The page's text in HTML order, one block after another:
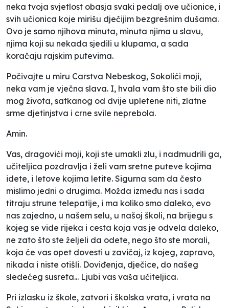
neka tvoja svjetlost obasja svaki pedalj ove učionice, i
svih učionica koje mirišu dječijim bezgrešnim dušama.
Ovo je samo njihova minuta, minuta njima u slavu,
njima koji su nekada sjedili u klupama, a sada
koračaju rajskim putevima.
Počivajte u miru Carstva Nebeskog, Sokolići moji,
neka vam je vječna slava. I, hvala vam što ste bili dio
mog života, satkanog od dvije upletene niti, zlatne
srme djetinjstva i crne svile neprebola.
Amin.
Vas, dragovići moji, koji ste umakli zlu, i nadmudrili ga,
učiteljica pozdravlja i želi vam sretne puteve kojima
idete, i letove kojima letite. Sigurna sam da često
mislimo jedni o drugima. Možda između nas i sada
titraju strune telepatije, i ma koliko smo daleko, evo
nas zajedno, u našem selu, u našoj školi, na brijegu s
kojeg se vide rijeka i cesta koja vas je odvela daleko,
ne zato što ste željeli da odete, nego što ste morali,
koja će vas opet dovesti u zavičaj, iz kojeg, zapravo,
nikada i niste otišli. Doviđenja, dječice, do našeg
sledećeg susreta... Ljubi vas vaša učiteljica.
Pri izlasku iz škole, zatvori i školska vrata, i vrata na